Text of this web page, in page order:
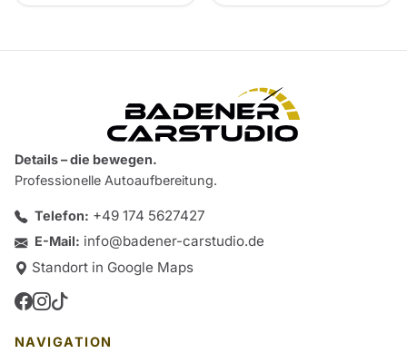
Details – die bewegen.
Professionelle Autoaufbereitung.
Telefon: +49 174 5627427
E-Mail: info@badener-carstudio.de
Standort in Google Maps
NAVIGATION